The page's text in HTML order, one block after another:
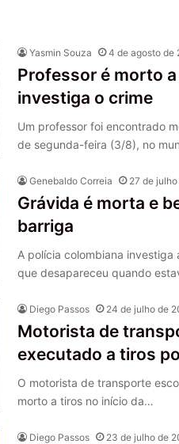
Yasmin Souza 4 de agosto de
Professor é morto
investiga o crime
Um professor foi encontrado
de segunda-feira (3/8), no
Genebaldo Correia 27 de
Grávida é morta e
barriga
A polícia colombiana investiga
que desapareceu quando
Diego Passos 24 de julho de
Motorista de
executado a tiros
O motorista de transporte
morto a tiros no início da…
Diego Passos 23 de julho de